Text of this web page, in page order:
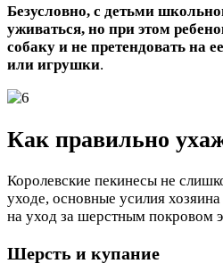
Безусловно, с детьми
уживаться, но при этом
собаку и не претендовать на
или игрушки.
Как правильно
Королевские пекинесы не
уходе, основные усилия
на уход за шерстным покровом
Шерсть и купание